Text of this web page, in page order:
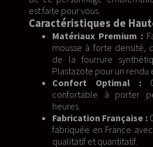
est faite pour vous.
Caractéristiques de
Matériaux Premium :
mousse à forte densité,
de la fourrure
Plastazote pour un rendu
Confort Optimal :
confortable à porter
heures.
Fabrication Française :
fabriquée en France
qualitatif et quantitatif.